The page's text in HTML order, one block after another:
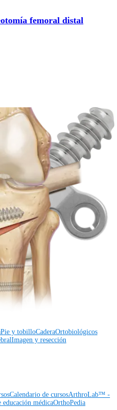
femoral distal
educativas
nuevo en Arthrex?
Pie y
Pie y tobilloCaderaOrtobiológicos
Imagen y resección
Calendario de cursosArthroLab™ -
educación médicaOrthoPedia